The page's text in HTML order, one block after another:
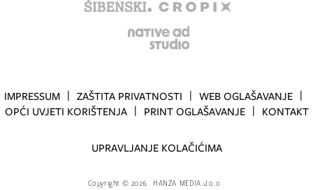
IMPRESSUM ZAŠTITA PRIVATNOSTI
WEB OGLAŠAVANJE
OPĆI UVJETI KORIŠTENJA
PRINT OGLAŠAVANJE KONTAKT
UPRAVLJANJE KOLAČIĆIMA
Copyright © 2026. HANZA MEDIA d.o.o